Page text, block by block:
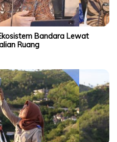
Bandara Lewat
Ruang